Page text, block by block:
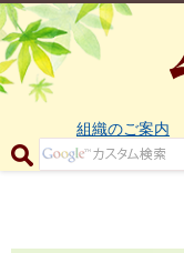
組織のご案内